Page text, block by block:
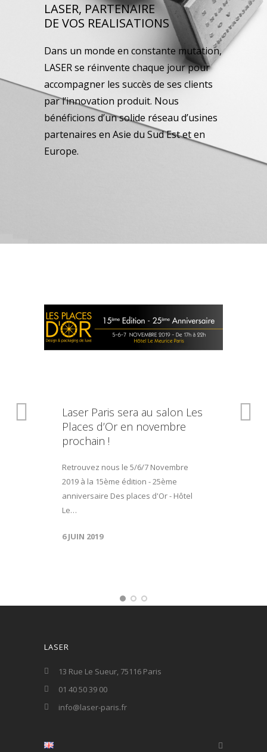
LASER, PARTENAIRE
DE VOS REALISATIONS
Dans un monde en constante mutation,
LASER se réinvente chaque jour pour
accompagner les succès de ses clients
par l’innovation produit. Nous
bénéficions d’un solide réseau d’usines
partenaires en Asie du Sud Est et en
Europe.
Laser Paris sera au salon Les
Places d’Or en novembre
prochain !
Retrouvez nous le 5/6/7 Novembre
2019 à la 15ème édition - 25ème
anniversaire Des places d'Or - Hôtel
Le…
6 JUIN 2019
LASER
13 Rue Le Sueur, 75116 Paris
01 40 50 39 00
info@laser-paris.fr